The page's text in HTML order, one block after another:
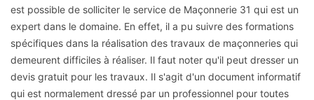
est possible de solliciter le service de Maçonnerie 31 qui est un
expert dans le domaine. En effet, il a pu suivre des formations
spécifiques dans la réalisation des travaux de maçonneries qui
demeurent difficiles à réaliser. Il faut noter qu'il peut dresser un
devis gratuit pour les travaux. Il s'agit d'un document informatif
qui est normalement dressé par un professionnel pour toutes